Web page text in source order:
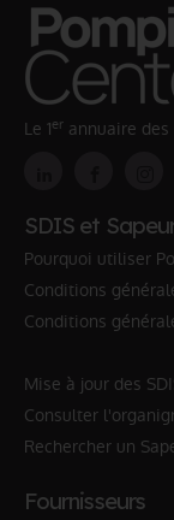
Le 1er annuaire
SDIS et
Pourquoi utiliser
Conditions
Conditions
Mise à jour des
Consulter
Rechercher un
Fournisseurs